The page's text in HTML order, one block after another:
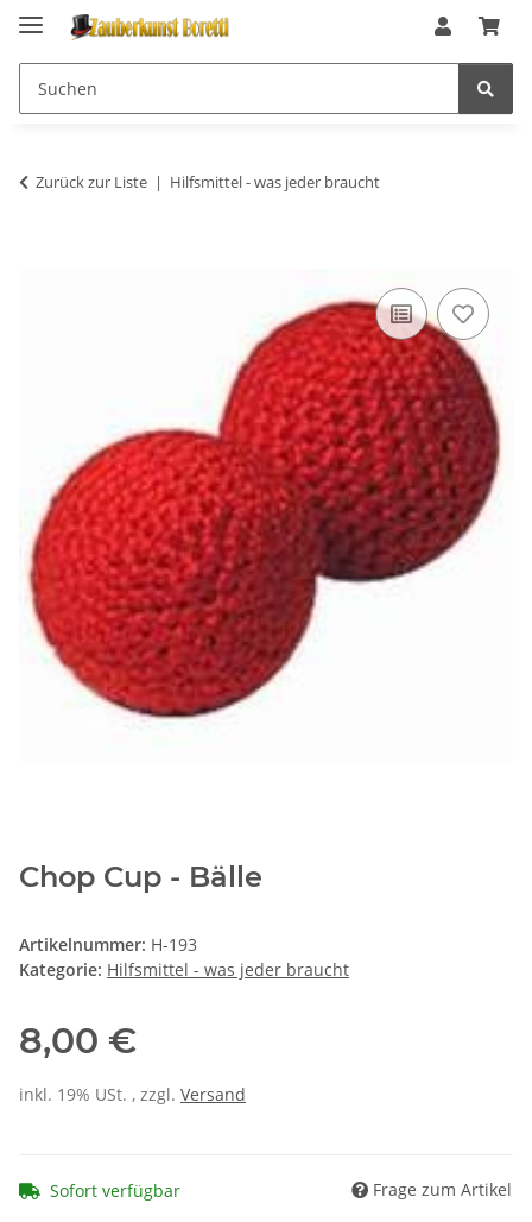
Zurück zur Liste Hilfsmittel - was jeder braucht
Chop Cup - Bälle
Artikelnummer: H-193
Kategorie: Hilfsmittel - was jeder braucht
8,00 €
inkl. 19% USt. , zzgl. Versand
Sofort verfügbar Frage zum Artikel